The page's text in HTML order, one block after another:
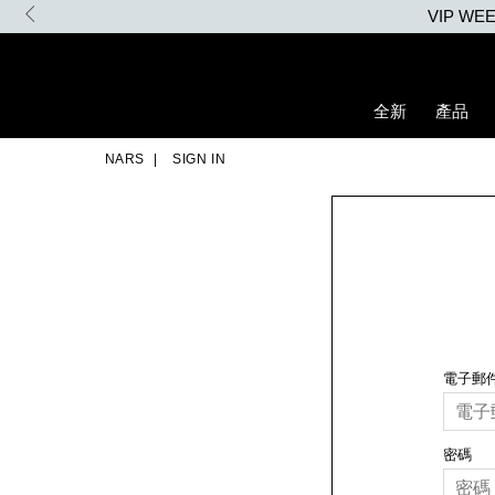
Skip
VIP
全新 產品
NARS SIGN IN
電子郵
密碼